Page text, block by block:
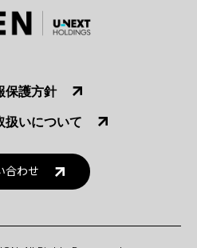
保護方針
扱いについて
合わせ